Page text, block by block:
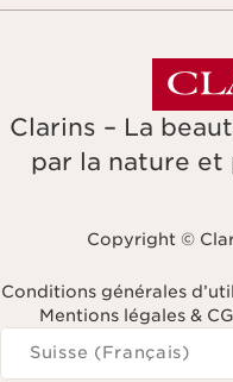
Clarins – La
par la nature et
Copyright ©
Conditions générales
Mentions légales &
Naviguer vers
Suisse (Français)